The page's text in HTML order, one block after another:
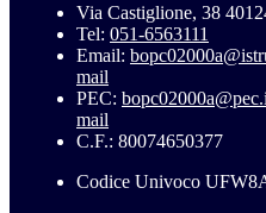
Via Castiglione, 38
Tel: 051-6563111
Email:
mail
PEC:
mail
C.F.: 80074650377
Codice Univoco